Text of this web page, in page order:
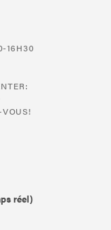
16H30
réel)